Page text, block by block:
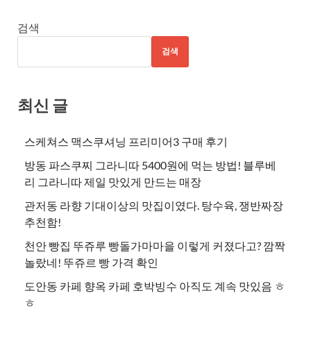
검색
검색
최신 글
스케쳐스 맥스쿠셔닝 프리미어3 구매 후기
방동 파스쿠찌 그라니따 5400원에 먹는 방법! 블루베
리 그라니따 제일 맛있게 만드는 매장
관저동 라향 기대이상의 맛집이였다. 탕수육, 쟁반짜장
추천함!
천안 빵집 뚜쥬루 빵돌가마마을 이렇게 커졌다고? 깜짝
놀랐네! 뚜쥬르 빵 가격 확인
도안동 카페 향옥 카페 호박빙수 아직도 계속 맛있음 ㅎ
ㅎ